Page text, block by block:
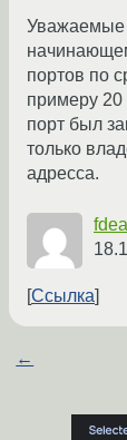
Уважаемые
портов по
примеру 20
порт был
только
адресса.
Ссылка
←